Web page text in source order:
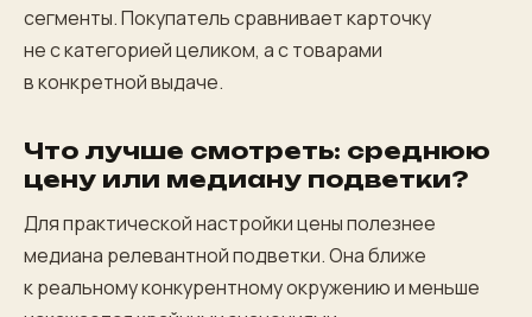
сегменты. Покупатель сравнивает карточку
не с категорией целиком, а с товарами
в конкретной выдаче.
Что лучше смотреть: среднюю
цену или медиану подветки?
Для практической настройки цены полезнее
медиана релевантной подветки. Она ближе
к реальному конкурентному окружению и меньше